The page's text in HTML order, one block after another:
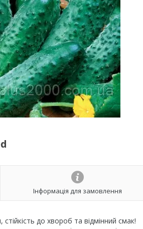
Інформація для замовлення
до хвороб та відмінний смак!